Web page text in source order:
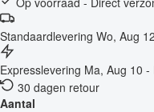
Standaardlevering Wo, Aug
Expresslevering Ma, Aug 10 -
30 dagen retour
Aantal